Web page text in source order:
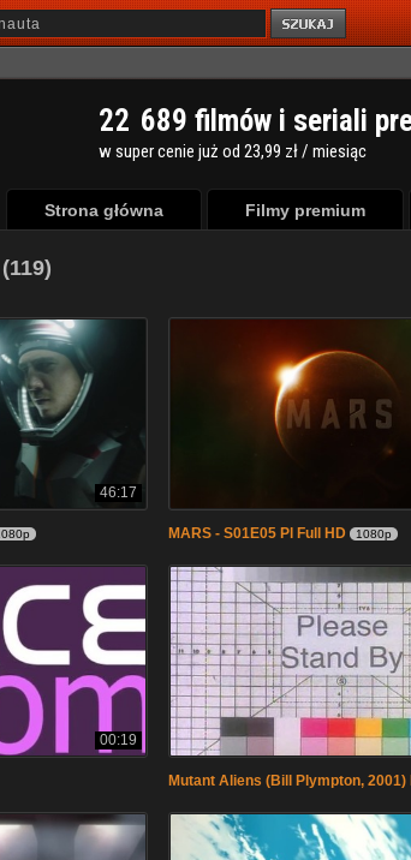
22 689 filmów i seriali
w super cenie już od 23,99 zł / miesiąc
Strona główna Filmy premium
46:17
MARS - S01E05 Pl Full HD 1080p
00:19
Mutant Aliens (Bill Plympton, 2001)